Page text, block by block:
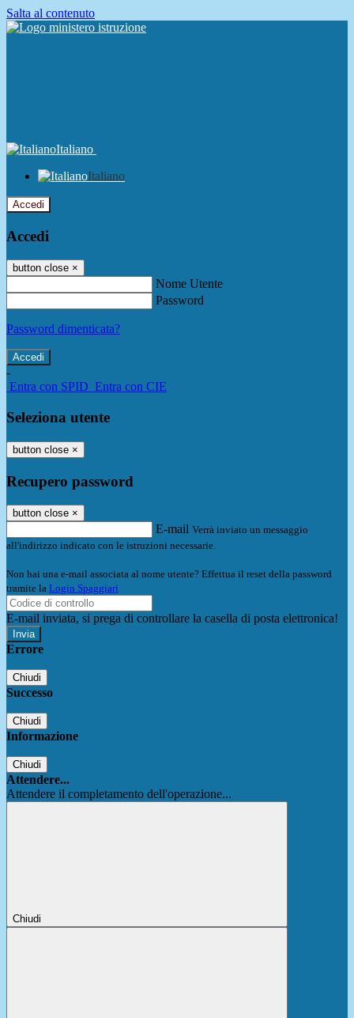
Salta al contenuto
Italiano
Italiano
Accedi
Accedi
button close ×
Nome Utente
Password
Password dimenticata?
-
Entra con SPID Entra con CIE
Seleziona utente
button close ×
Recupero password
button close ×
E-mail Verrà inviato un messaggio
all'indirizzo indicato con le istruzioni necessarie.
Non hai una e-mail associata al nome utente? Effettua il reset della password
tramite la Login Spaggiari
E-mail inviata, si prega di controllare la casella di posta elettronica!
Errore
Chiudi
Successo
Chiudi
Informazione
Chiudi
Attendere...
Attendere il completamento dell'operazione...
Chiudi